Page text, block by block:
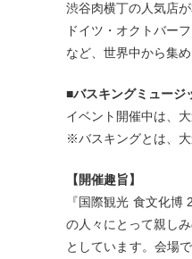
渋谷肉横丁の人気店
ドイツ・オクトバー
など、世界中から集
■バスキングミュージ
イベント開催中は、
※バスキングとは、大
【開催趣旨】
『国際観光 食文化
の人々にとって親し
としています。会場